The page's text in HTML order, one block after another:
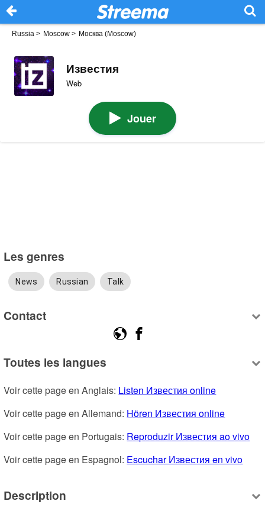
Russia > Moscow > Москва (Moscow)
Известия
Web
Jouer
Les genres
News Russian Talk
Contact
Toutes les langues
Voir cette page en Anglais: Listen Известия online
Voir cette page en Allemand: Hören Известия online
Voir cette page en Portugais: Reproduzir Известия ao vivo
Voir cette page en Espagnol: Escuchar Известия en vivo
Description